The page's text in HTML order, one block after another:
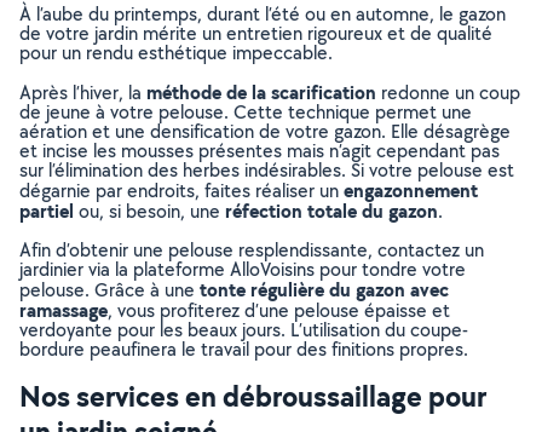
À l’aube du printemps, durant l’été ou en automne, le gazon
de votre jardin mérite un entretien rigoureux et de qualité
pour un rendu esthétique impeccable.
Après l’hiver, la méthode de la scarification redonne un coup
de jeune à votre pelouse. Cette technique permet une
aération et une densification de votre gazon. Elle désagrège
et incise les mousses présentes mais n’agit cependant pas
sur l’élimination des herbes indésirables. Si votre pelouse est
dégarnie par endroits, faites réaliser unengazonnement
partiel ou, si besoin, une réfection totale du gazon.
Afin d’obtenir une pelouse resplendissante, contactez un
jardinier via la plateforme AlloVoisins pour tondre votre
pelouse. Grâce à une tonte régulière du gazon avec
ramassage, vous profiterez d’une pelouse épaisse et
verdoyante pour les beaux jours. L’utilisation du coupe-
bordure peaufinera le travail pour des finitions propres.
Nos services en débroussaillage pour